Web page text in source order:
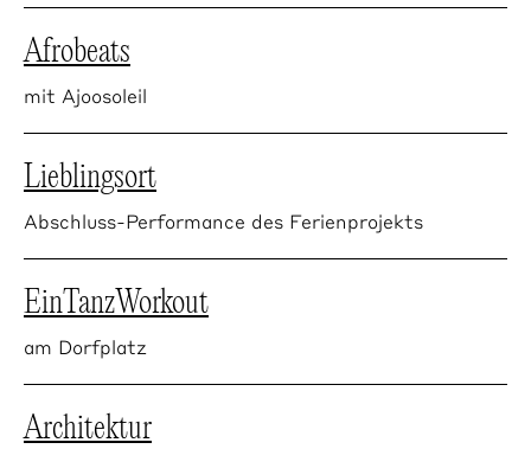
Afrobeats
mit Ajoosoleil
Lieblingsort
Abschluss-Performance des Ferienprojekts
EinTanzWorkout
am Dorfplatz
Architektur